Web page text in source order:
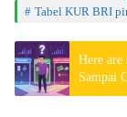
Tabel KUR BRI
Here are
Sampai
Dampak